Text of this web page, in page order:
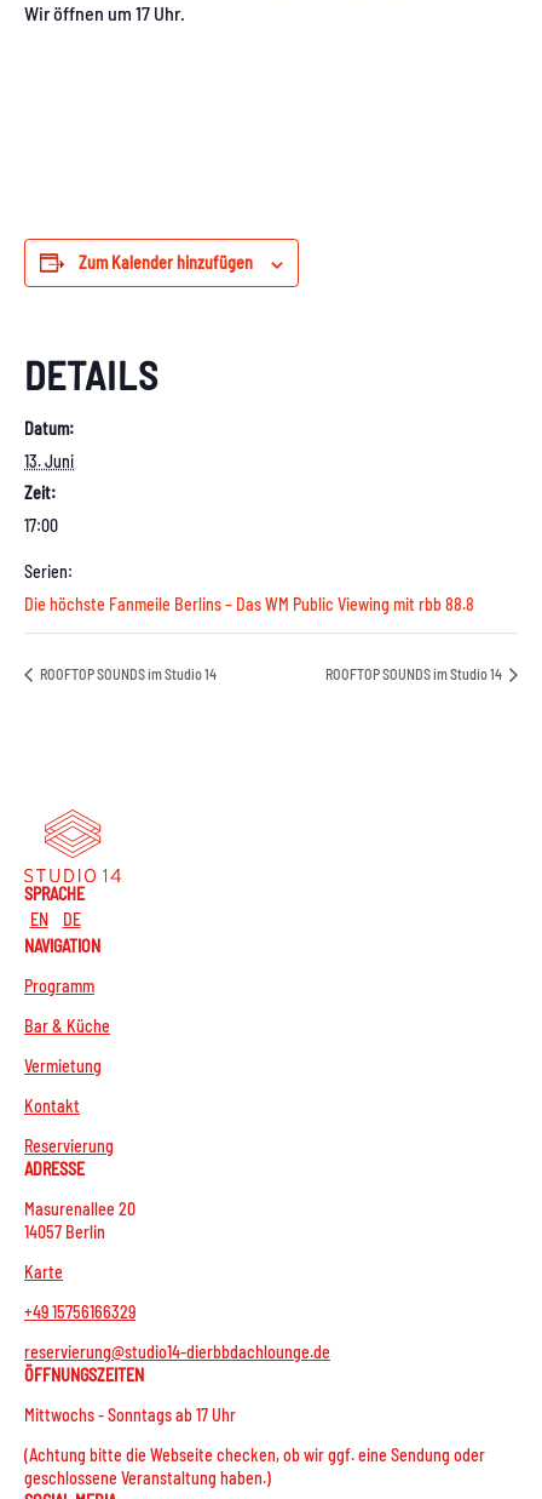
Wir öffnen um 17 Uhr.
Zum Kalender hinzufügen
DETAILS
Datum:
13. Juni
Zeit:
17:00
Serien:
Die höchste Fanmeile Berlins – Das WM Public Viewing mit rbb 88.8
ROOFTOP SOUNDS im Studio 14 ROOFTOP SOUNDS im Studio 14
SPRACHE
EN
DE
NAVIGATION
Programm
Bar & Küche
Vermietung
Kontakt
Reservierung
ADRESSE
Masurenallee 20
14057 Berlin
Karte
+49 15756166329
reservierung@studio14-dierbbdachlounge.de
ÖFFNUNGSZEITEN
Mittwochs - Sonntags ab 17 Uhr
(Achtung bitte die Webseite checken, ob wir ggf. eine Sendung oder
geschlossene Veranstaltung haben.)